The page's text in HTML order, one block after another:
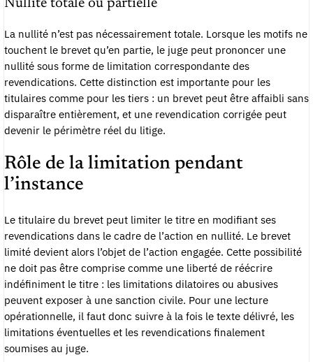
Nullité totale ou partielle
La nullité n’est pas nécessairement totale. Lorsque les motifs ne
touchent le brevet qu’en partie, le juge peut prononcer une
nullité sous forme de limitation correspondante des
revendications. Cette distinction est importante pour les
titulaires comme pour les tiers : un brevet peut être affaibli sans
disparaître entièrement, et une revendication corrigée peut
devenir le périmètre réel du litige.
Rôle de la limitation pendant
l’instance
Le titulaire du brevet peut limiter le titre en modifiant ses
revendications dans le cadre de l’action en nullité. Le brevet
limité devient alors l’objet de l’action engagée. Cette possibilité
ne doit pas être comprise comme une liberté de réécrire
indéfiniment le titre : les limitations dilatoires ou abusives
peuvent exposer à une sanction civile. Pour une lecture
opérationnelle, il faut donc suivre à la fois le texte délivré, les
limitations éventuelles et les revendications finalement
soumises au juge.